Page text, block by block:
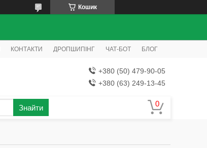
Кошик
КОНТАКТИ ДРОПШИПІНГ ЧАТ-БОТ БЛОГ
+380 (50) 479-90-05
+380 (63) 249-13-45
Знайти